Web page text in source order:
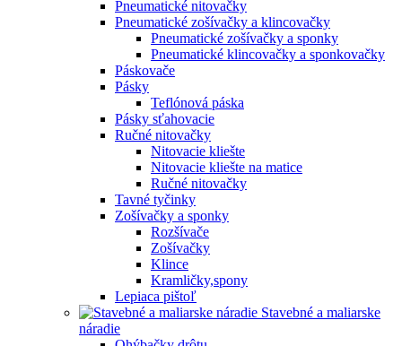
Pneumatické nitovačky
Pneumatické zošívačky a klincovačky
Pneumatické zošívačky a sponky
Pneumatické klincovačky a sponkovačky
Páskovače
Pásky
Teflónová páska
Pásky sťahovacie
Ručné nitovačky
Nitovacie kliešte
Nitovacie kliešte na matice
Ručné nitovačky
Tavné tyčinky
Zošívačky a sponky
Rozšívače
Zošívačky
Klince
Kramličky,spony
Lepiaca pištoľ
Stavebné a maliarske
náradie